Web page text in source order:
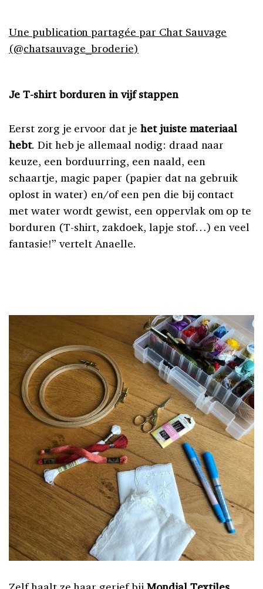
Une publication partagée par Chat Sauvage
(@chatsauvage_broderie)
Je T-shirt borduren in vijf stappen
Eerst zorg je ervoor dat je het juiste materiaal
hebt. Dit heb je allemaal nodig: draad naar
keuze, een borduurring, een naald, een
schaartje, magic paper (papier dat na gebruik
oplost in water) en/of een pen die bij contact
met water wordt gewist, een oppervlak om op te
borduren (T-shirt, zakdoek, lapje stof…) en veel
fantasie!” vertelt Anaelle.